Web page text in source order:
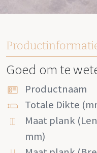
Goed om te
Productnaam
Totale Dikte
Maat plank
mm)